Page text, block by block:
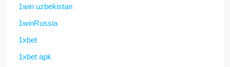
1win uzbekistan
1winRussia
1xbet
1xbet apk